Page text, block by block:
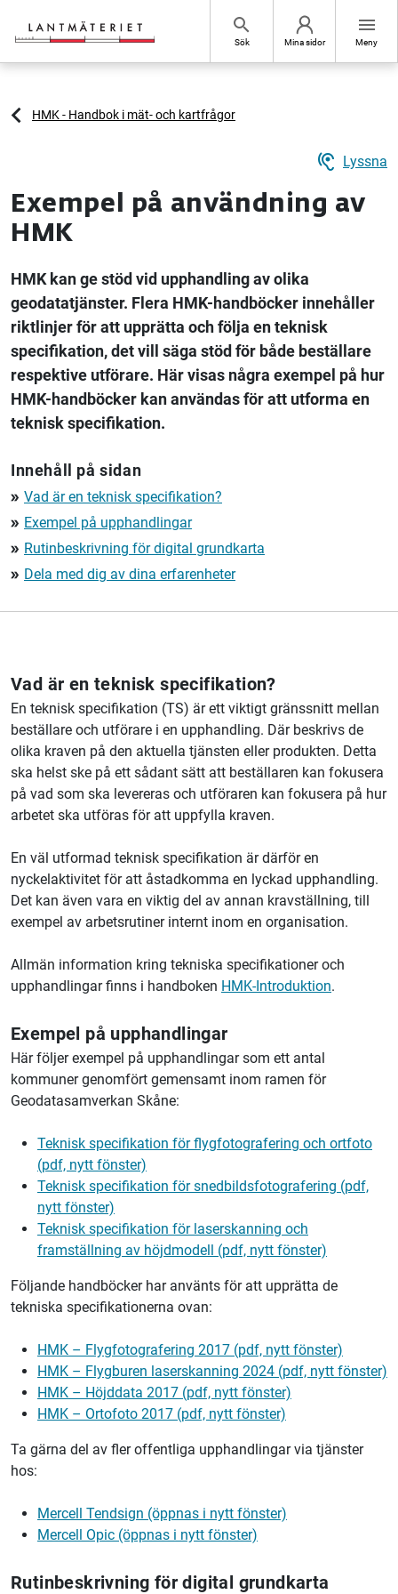
search
Sök Mina sidor
menu
Meny
HMK - Handbok i mät- och kartfrågor
hearing Lyssna
Exempel på användning av
HMK
HMK kan ge stöd vid upphandling av olika
geodatatjänster. Flera HMK-handböcker innehåller
riktlinjer för att upprätta och följa en teknisk
specifikation, det vill säga stöd för både beställare
respektive utförare. Här visas några exempel på hur
HMK-handböcker kan användas för att utforma en
teknisk specifikation.
Innehåll på sidan
double_arrow Vad är en teknisk specifikation?
double_arrow Exempel på upphandlingar
double_arrow Rutinbeskrivning för digital grundkarta
double_arrow Dela med dig av dina erfarenheter
Vad är en teknisk specifikation?
En teknisk specifikation (TS) är ett viktigt gränssnitt mellan
beställare och utförare i en upphandling. Där beskrivs de
olika kraven på den aktuella tjänsten eller produkten. Detta
ska helst ske på ett sådant sätt att beställaren kan fokusera
på vad som ska levereras och utföraren kan fokusera på hur
arbetet ska utföras för att uppfylla kraven.
En väl utformad teknisk specifikation är därför en
nyckelaktivitet för att åstadkomma en lyckad upphandling.
Det kan även vara en viktig del av annan kravställning, till
exempel av arbetsrutiner internt inom en organisation.
Allmän information kring tekniska specifikationer och
upphandlingar finns i handboken HMK-Introduktion.
Exempel på upphandlingar
Här följer exempel på upphandlingar som ett antal
kommuner genomfört gemensamt inom ramen för
Geodatasamverkan Skåne:
Teknisk specifikation för flygfotografering och ortfoto
(pdf, nytt fönster)
Teknisk specifikation för snedbildsfotografering (pdf,
nytt fönster)
Teknisk specifikation för laserskanning och
framställning av höjdmodell (pdf, nytt fönster)
Följande handböcker har använts för att upprätta de
tekniska specifikationerna ovan:
HMK – Flygfotografering 2017 (pdf, nytt fönster)
HMK – Flygburen laserskanning 2024 (pdf, nytt fönster)
HMK – Höjddata 2017 (pdf, nytt fönster)
HMK – Ortofoto 2017 (pdf, nytt fönster)
Ta gärna del av fler offentliga upphandlingar via tjänster
hos:
Mercell Tendsign (öppnas i nytt fönster)
Mercell Opic (öppnas i nytt fönster)
Rutinbeskrivning för digital grundkarta